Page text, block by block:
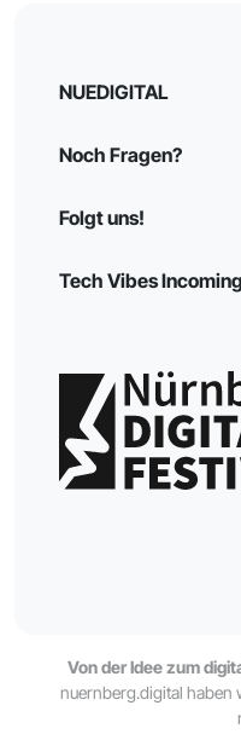
NUEDIGITAL
Noch Fragen?
Folgt uns!
Tech Vibes Incoming
Von der Idee zum
nuernberg.digital